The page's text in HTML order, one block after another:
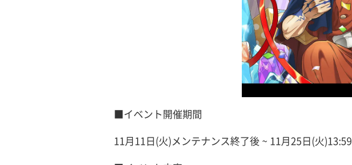
■イベント開催期間
11月11日(火)メンテナンス終了後 ~ 11月25日(火)13:59